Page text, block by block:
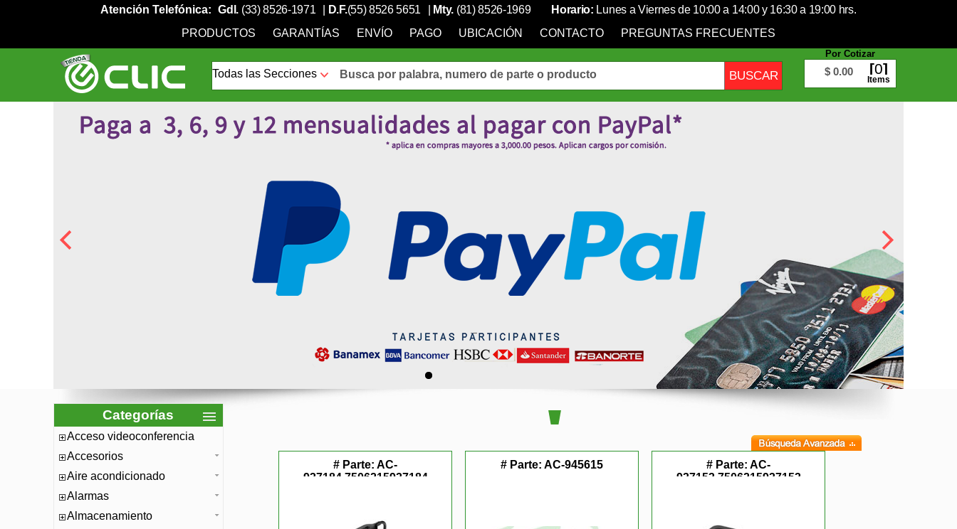
Atención Telefónica: Gdl. (33) 8526-1971 D.F.(55) 8526 5651 Mty. (81) 8526-1969 Horario: Lunes a Viernes de 10:00 a 14:00 y 16:30 a 19:00 hrs.
PRODUCTOS
GARANTÍAS ENVÍO PAGO UBICACIÓN CONTACTO PREGUNTAS FRECUENTES
Por Cotizar
$ 0.00 0
Items
Categorías
Acceso videoconferencia
Accesorios
Aire acondicionado
Alarmas
Almacenamiento
# Parte:AC-
937184,7506215937184
# Parte:AC-945615 # Parte:AC-
937153,7506215937153